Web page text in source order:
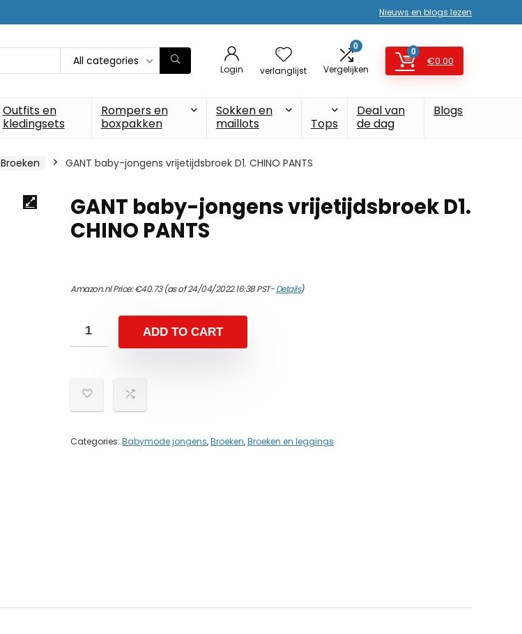
Nieuws en blogs lezen
All categories
Login verlanglijst
0
Vergelijken
0
€0.00
Outfits en
kledingsets
Rompers en
boxpakken
Sokken en
maillots
Tops
Deal van
de dag
Blogs
Broeken GANT baby-jongens vrijetijdsbroek D1. CHINO PANTS
GANT baby-jongens vrijetijdsbroek D1.
CHINO PANTS
Amazon.nl Price:€40.73(as of 24/04/2022 16:38 PST-Details)
ADD TO CART
Categories: Babymode jongens,Broeken,Broeken en leggings